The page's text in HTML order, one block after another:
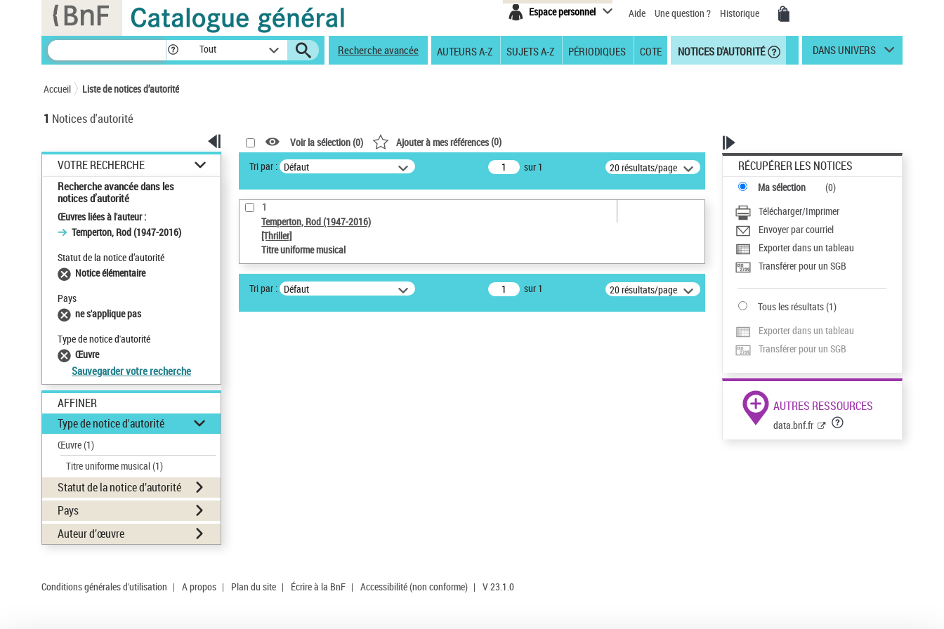
Espace personnel Aide Une question ? Historique
Tout Recherche avancée AUTEURS A-Z SUJETS A-Z PÉRIODIQUES COTE NOTICES D'AUTORITÉ DANS UNIVERS
Accueil Liste de notices d’autorité
1 Notices d'autorité
VOTRE RECHERCHE
Recherche avancée dans les
notices d’autorité
Œuvres liées à l'auteur :
Temperton, Rod (1947-2016)
Statut de la notice d’autorité
Notice élémentaire
Pays
ne s'applique pas
Type de notice d'autorité
Œuvre
Sauvegarder votre recherche
AFFINER
Type de notice d'autorité
Œuvre(1)
Titre uniforme musical(1)
Statut de la notice d’autorité
Pays
Auteur d’œuvre
Voir la sélection (0) Ajouter à mes références(0)
Tri par : Défaut sur 1 20 résultats/page
1
Temperton, Rod (1947-2016)
[Thriller]
Titre uniforme musical
Tri par : Défaut sur 1 20 résultats/page
RÉCUPÉRER LES NOTICES
Ma sélection (0)
Télécharger/Imprimer
Envoyer par courriel
Exporter dans un tableau
Transférer pour un SGB
Tous les résultats(1)
Exporter dans un tableau
Transférer pour un SGB
AUTRES RESSOURCES
data.bnf.fr
Conditions générales d'utilisation | A propos | Plan du site | Écrire à la BnF | Accessibilité (non conforme) | V 23.1.0
Panneau de gestion des cookies